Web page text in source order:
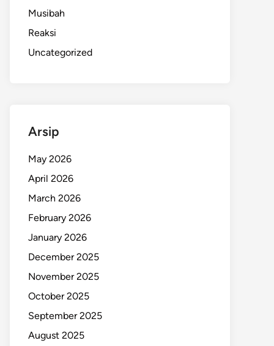
Musibah
Reaksi
Uncategorized
Arsip
May 2026
April 2026
March 2026
February 2026
January 2026
December 2025
November 2025
October 2025
September 2025
August 2025